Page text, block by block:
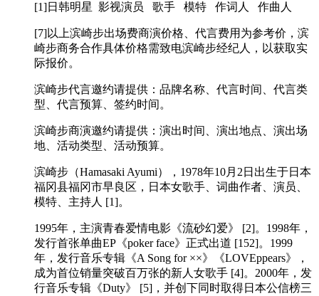
[1]日韩明星 影视演员 歌手 模特 作词人 作曲人
[7]以上滨崎步出场费商演价格、代言费用为参考价，滨
崎步商务合作具体价格需致电滨崎步经纪人，以获取实
际报价。
滨崎步代言邀约请提供：品牌名称、代言时间、代言类
型、代言预算、签约时间。
滨崎步商演邀约请提供：演出时间、演出地点、演出场
地、活动类型、活动预算。
滨崎步（Hamasaki Ayumi），1978年10月2日出生于日本
福冈县福冈市早良区，日本女歌手、词曲作者、演员、
模特、主持人 [1]。
1995年，主演青春爱情电影《流砂幻爱》 [2]。1998年，
发行首张单曲EP《poker face》正式出道 [152]。1999
年，发行音乐专辑《A Song for ××》《LOVEppears》，
成为首位销量突破百万张的新人女歌手 [4]。2000年，发
行音乐专辑《Duty》 [5]，并创下同时取得日本公信榜三